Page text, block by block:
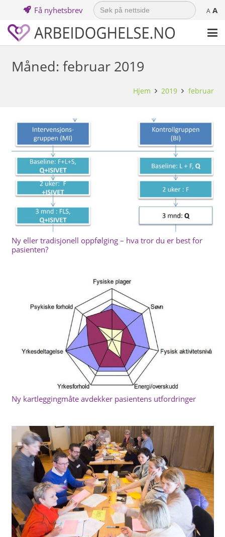
Få nyhetsbrev
Search
for: A A
Måned: februar 2019
Hjem 2019 februar
Ny eller tradisjonell oppfølging – hva tror du er best for
pasienten?
Ny kartleggingmåte avdekker pasientens utfordringer